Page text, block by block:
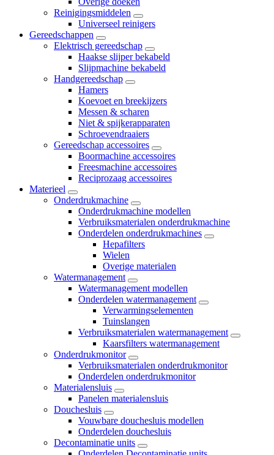
Reinigingsmiddelen
Universeel reinigers
Gereedschappen
Elektrisch gereedschap
Haakse slijper bekabeld
Slijpmachine bekabeld
Handgereedschap
Hamers
Koevoet en breekijzers
Messen & scharen
Niet & spijkerapparaten
Schroevendraaiers
Gereedschap accessoires
Boormachine accessoires
Freesmachine accessoires
Reciprozaag accessoires
Materieel
Onderdrukmachine
Onderdrukmachine modellen
Verbruiksmaterialen onderdrukmachine
Onderdelen onderdrukmachines
Hepafilters
Wielen
Overige materialen
Watermanagement
Watermanagement modellen
Onderdelen watermanagement
Verwarmingselementen
Tuinslangen
Verbruiksmaterialen watermanagement
Kaarsfilters watermanagement
Onderdrukmonitor
Verbruiksmaterialen onderdrukmonitor
Onderdelen onderdrukmonitor
Materialensluis
Panelen materialensluis
Douchesluis
Vouwbare douchesluis modellen
Onderdelen douchesluis
Decontaminatie units